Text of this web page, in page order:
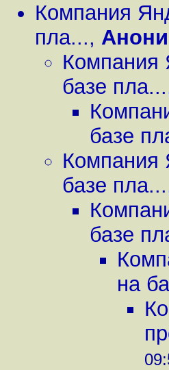
Компания
пла...,
Компания
базе пла...
базе
Компания
базе пла...
базе
на